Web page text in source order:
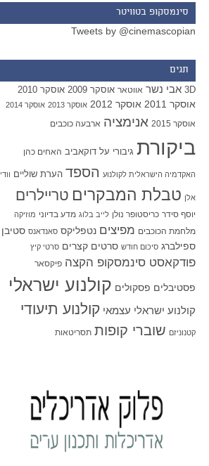
סינמסקופ בטוויטר
Tweets by @cinemascopian
תגים
3D אבי נשר אווטאר אוסקר 2009 אוסקר 2010
אוסקר 2011 אוסקר 2012 אוסקר 2013 אוסקר 2014
אוסקר 2015 אנימציה ארבעה כוכבים
ביקורת גיבורי על דוקאביב האחים כהן
האקדמיה הישראלית לקולנוע הספד הערת שוליים וודי
אלן טבלת המבקרים טריילרים
יוסף סידר כריסטופר נולן לייב בלוג מדע בדיוני מוזיקה
מלחמת הכוכבים מפיצים נטפליקס סאנדאנס סטיבן
ספילברג סיכום חודש סרטים קצרים סרטי קיץ
פודקאסט סינמסקופ הקצה פיקסאר
פסטיבלים פסקולים קולנוע ישראלי
קולנוע ישראלי עצמאי קולנוע תיעודי
קטנוניזם שוברי קופות תסריטאות